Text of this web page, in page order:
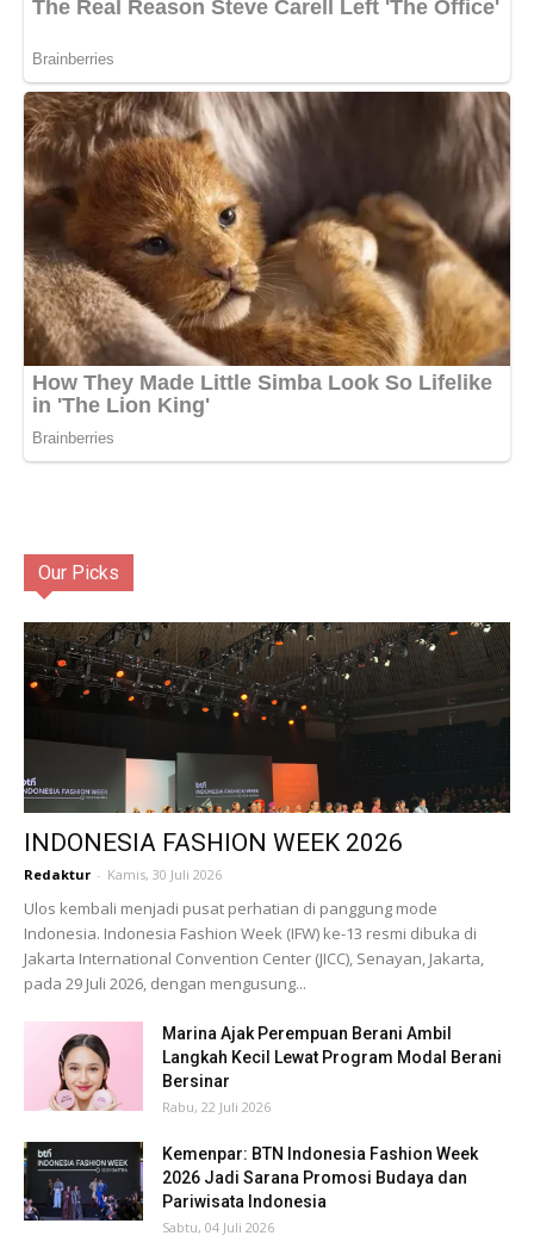
Our Picks
INDONESIA FASHION WEEK 2026
Redaktur - Kamis, 30 Juli 2026
Ulos kembali menjadi pusat perhatian di panggung mode
Indonesia. Indonesia Fashion Week (IFW) ke-13 resmi dibuka di
Jakarta International Convention Center (JICC), Senayan, Jakarta,
pada 29 Juli 2026, dengan mengusung...
Marina Ajak Perempuan Berani Ambil
Langkah Kecil Lewat Program Modal Berani
Bersinar
Rabu, 22 Juli 2026
Kemenpar: BTN Indonesia Fashion Week
2026 Jadi Sarana Promosi Budaya dan
Pariwisata Indonesia
Sabtu, 04 Juli 2026